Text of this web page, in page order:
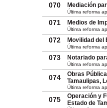
070 Mediación
Última reforma
071 Medios de
Última reforma
072 Movilidad del
Última reforma
073 Notariado
Última reforma
074
Obras
Tamaulipas,
Última reforma
075
Operación y
Estado de